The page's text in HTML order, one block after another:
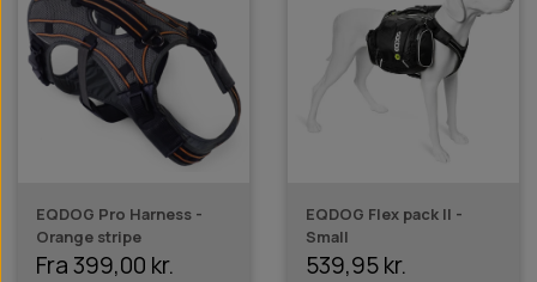
EQDOG Pro Harness -
Orange stripe
Fra 399,00 kr.
EQDOG Flex pack II -
Small
539,95 kr.